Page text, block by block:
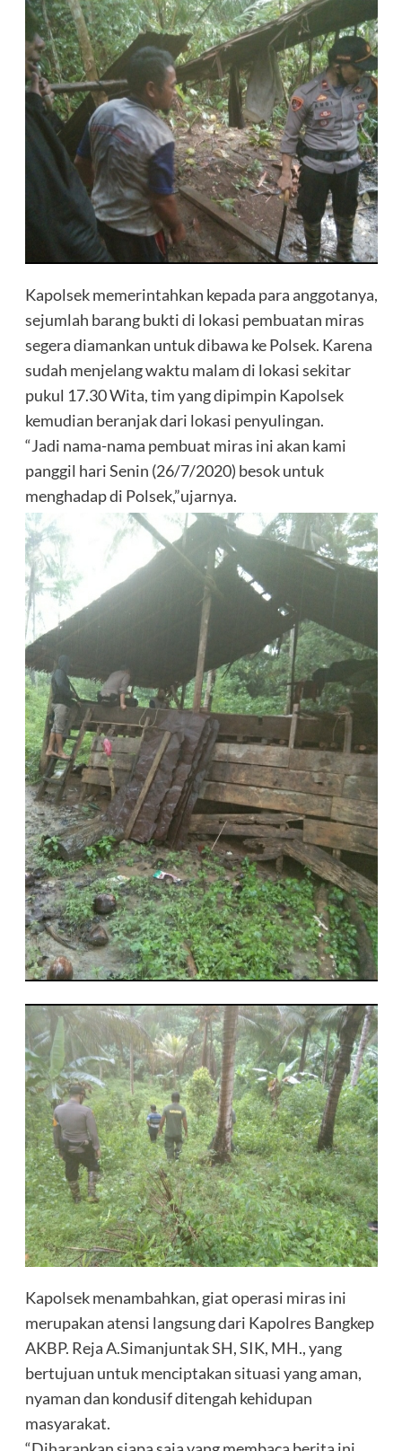
Kapolsek memerintahkan kepada para anggotanya,
sejumlah barang bukti di lokasi pembuatan miras
segera diamankan untuk dibawa ke Polsek. Karena
sudah menjelang waktu malam di lokasi sekitar
pukul 17.30 Wita, tim yang dipimpin Kapolsek
kemudian beranjak dari lokasi penyulingan.
“Jadi nama-nama pembuat miras ini akan kami
panggil hari Senin (26/7/2020) besok untuk
menghadap di Polsek,”ujarnya.
Kapolsek menambahkan, giat operasi miras ini
merupakan atensi langsung dari Kapolres Bangkep
AKBP. Reja A.Simanjuntak SH, SIK, MH., yang
bertujuan untuk menciptakan situasi yang aman,
nyaman dan kondusif ditengah kehidupan
masyarakat.